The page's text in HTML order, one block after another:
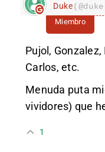
Duke
Miembro
Pujol,
Carlos, etc.
Menuda puta
vividores) que
1